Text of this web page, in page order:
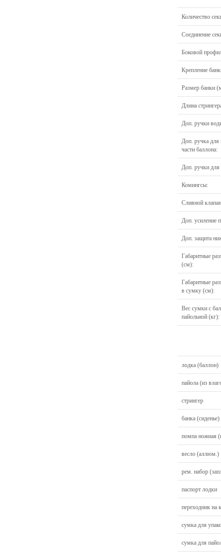
Количество
Соединение
Боковой
Крепление
Размер банки
Длина
Доп. ручки
Доп. ручка для
части баллона:
Доп. ручки для
Комингсы:
Сливной
Доп. усиление
Доп. защита
Габаритные
(см):
Габаритные
в сумку (см):
Вес cумки с
пайольной (кг):
лодка (баллон)
пайола (из
стрингер
банка (сиденье)
помпа ножная
весло (аллюм.)
рем. набор
паспорт лодки
переходник на
сумка для
сумка для